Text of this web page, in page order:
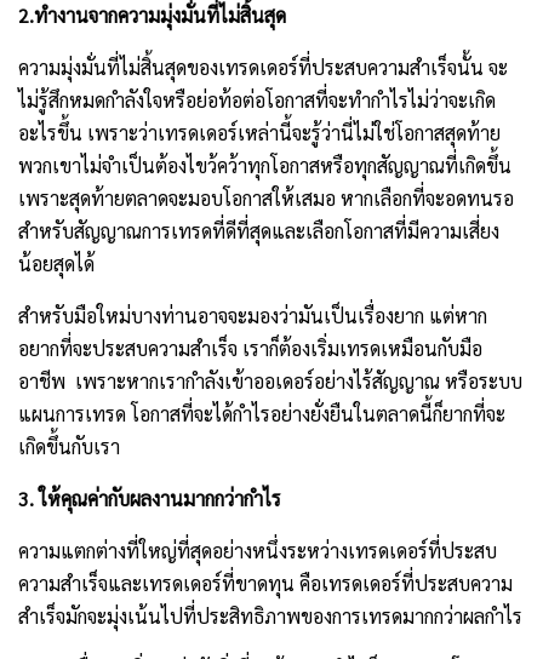
2.ทำงานจากความมุ่งมั่นที่ไม่สิ้นสุด
ความมุ่งมั่นที่ไม่สิ้นสุดของเทรดเดอร์ที่ประสบความสำเร็จนั้น จะ
ไม่รู้สึกหมดกำลังใจหรือย่อท้อต่อโอกาสที่จะทำกำไรไม่ว่าจะเกิด
อะไรขึ้น เพราะว่าเทรดเดอร์เหล่านี้จะรู้ว่านี่ไม่ใช่โอกาสสุดท้าย
พวกเขาไม่จำเป็นต้องไขว้คว้าทุกโอกาสหรือทุกสัญญาณที่เกิดขึ้น
เพราะสุดท้ายตลาดจะมอบโอกาสให้เสมอ หากเลือกที่จะอดทนรอ
สำหรับสัญญาณการเทรดที่ดีที่สุดและเลือกโอกาสที่มีความเสี่ยง
น้อยสุดได้
สำหรับมือใหม่บางท่านอาจจะมองว่ามันเป็นเรื่องยาก แต่หาก
อยากที่จะประสบความสำเร็จ เราก็ต้องเริ่มเทรดเหมือนกับมือ
อาชีพ  เพราะหากเรากำลังเข้าออเดอร์อย่างไร้สัญญาณ หรือระบบ
แผนการเทรด โอกาสที่จะได้กำไรอย่างยั่งยืนในตลาดนี้ก็ยากที่จะ
เกิดขึ้นกับเรา
3. ให้คุณค่ากับผลงานมากกว่ากำไร
ความแตกต่างที่ใหญ่ที่สุดอย่างหนึ่งระหว่างเทรดเดอร์ที่ประสบ
ความสำเร็จและเทรดเดอร์ที่ขาดทุน คือเทรดเดอร์ที่ประสบความ
สำเร็จมักจะมุ่งเน้นไปที่ประสิทธิภาพของการเทรดมากกว่าผลกำไร